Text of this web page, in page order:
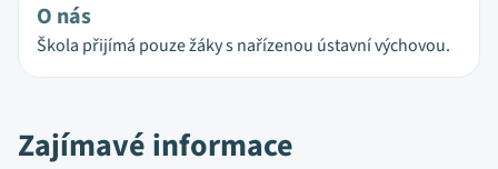
O nás
Škola přijímá pouze žáky s nařízenou ústavní výchovou.
Zajímavé informace